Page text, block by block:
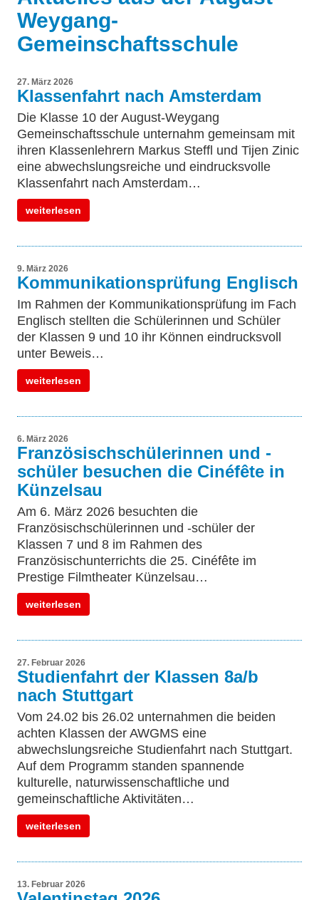
Weygang-
Gemeinschaftsschule
27. März 2026
Klassenfahrt nach Amsterdam
Die Klasse 10 der August-Weygang
Gemeinschaftsschule unternahm gemeinsam mit
ihren Klassenlehrern Markus Steffl und Tijen Zinic
eine abwechslungsreiche und eindrucksvolle
Klassenfahrt nach Amsterdam…
weiterlesen
9. März 2026
Kommunikationsprüfung Englisch
Im Rahmen der Kommunikationsprüfung im Fach
Englisch stellten die Schülerinnen und Schüler
der Klassen 9 und 10 ihr Können eindrucksvoll
unter Beweis…
weiterlesen
6. März 2026
Französischschülerinnen und -
schüler besuchen die Cinéfête in
Künzelsau
Am 6. März 2026 besuchten die
Französischschülerinnen und -schüler der
Klassen 7 und 8 im Rahmen des
Französischunterrichts die 25. Cinéfête im
Prestige Filmtheater Künzelsau…
weiterlesen
27. Februar 2026
Studienfahrt der Klassen 8a/b
nach Stuttgart
Vom 24.02 bis 26.02 unternahmen die beiden
achten Klassen der AWGMS eine
abwechslungsreiche Studienfahrt nach Stuttgart.
Auf dem Programm standen spannende
kulturelle, naturwissenschaftliche und
gemeinschaftliche Aktivitäten…
weiterlesen
13. Februar 2026